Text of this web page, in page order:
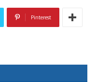
Pinterest